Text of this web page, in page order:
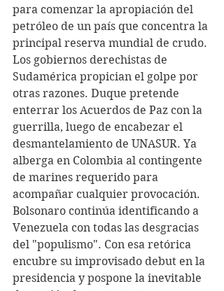
para comenzar la apropiación del
petróleo de un país que concentra la
principal reserva mundial de crudo.
Los gobiernos derechistas de
Sudamérica propician el golpe por
otras razones. Duque pretende
enterrar los Acuerdos de Paz con la
guerrilla, luego de encabezar el
desmantelamiento de UNASUR. Ya
alberga en Colombia al contingente
de marines requerido para
acompañar cualquier provocación.
Bolsonaro continúa identificando a
Venezuela con todas las desgracias
del "populismo". Con esa retórica
encubre su improvisado debut en la
presidencia y pospone la inevitable